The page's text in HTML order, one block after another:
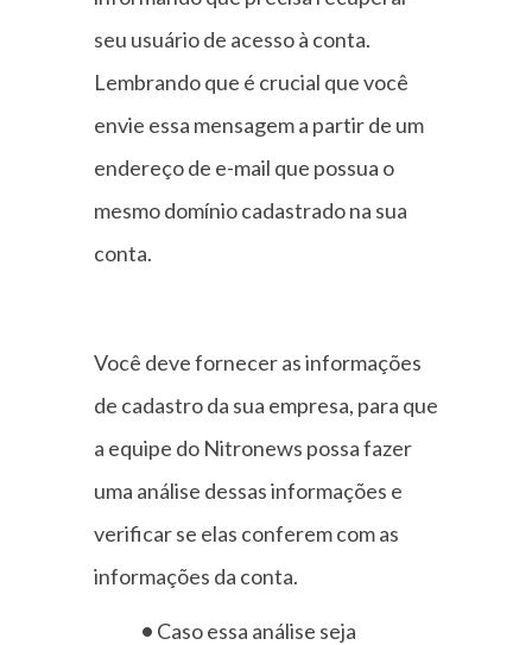
seu usuário de acesso à conta.
Lembrando que é crucial que você
envie essa mensagem a partir de um
endereço de e-mail que possua o
mesmo domínio cadastrado na sua
conta.
Você deve fornecer as informações
de cadastro da sua empresa, para que
a equipe do Nitronews possa fazer
uma análise dessas informações e
verificar se elas conferem com as
informações da conta.
• Caso essa análise seja